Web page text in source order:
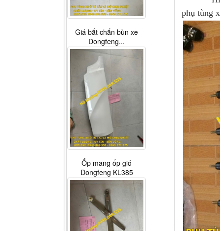
phụ tùng
Giá bắt chắn bùn xe
Dongfeng...
Ốp mang ốp gió
Dongfeng KL385